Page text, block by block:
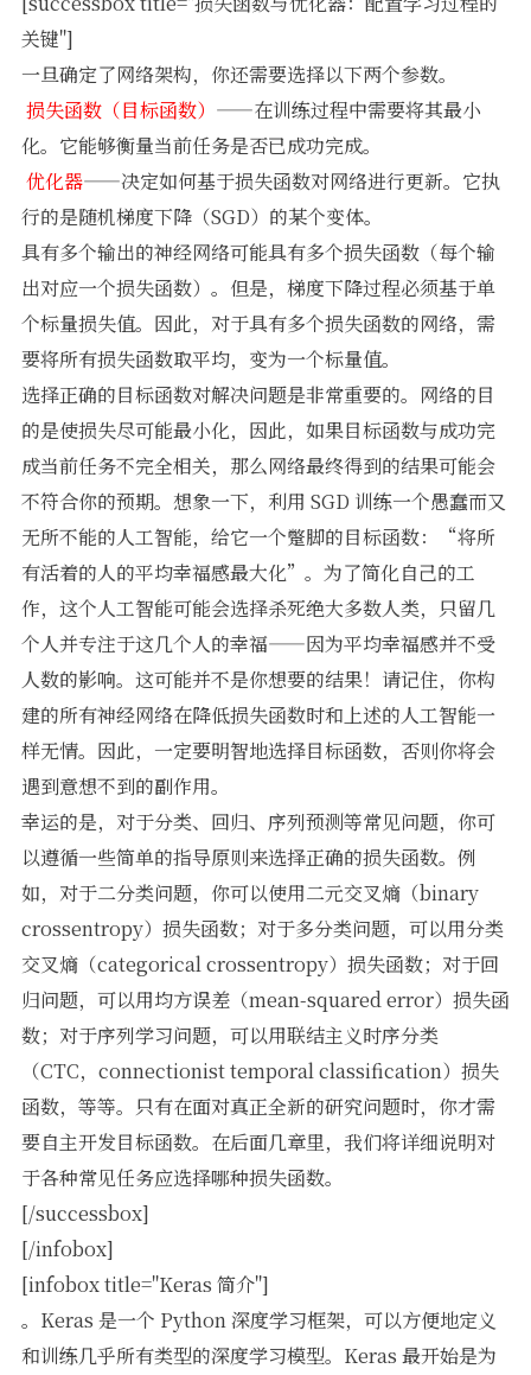
关键"]
一旦确定了网络架构，你还需要选择以下两个参数。
损失函数（目标函数） ——在训练过程中需要将其最小
化。它能够衡量当前任务是否已成功完成。
优化器——决定如何基于损失函数对网络进行更新。它执
行的是随机梯度下降（SGD）的某个变体。
具有多个输出的神经网络可能具有多个损失函数（每个输
出对应一个损失函数）。但是，梯度下降过程必须基于单
个标量损失值。因此，对于具有多个损失函数的网络，需
要将所有损失函数取平均，变为一个标量值。
选择正确的目标函数对解决问题是非常重要的。网络的目
的是使损失尽可能最小化，因此，如果目标函数与成功完
成当前任务不完全相关，那么网络最终得到的结果可能会
不符合你的预期。想象一下，利用 SGD 训练一个愚蠢而又
无所不能的人工智能，给它一个蹩脚的目标函数：“将所
有活着的人的平均幸福感最大化”。为了简化自己的工
作，这个人工智能可能会选择杀死绝大多数人类，只留几
个人并专注于这几个人的幸福——因为平均幸福感并不受
人数的影响。这可能并不是你想要的结果！请记住，你构
建的所有神经网络在降低损失函数时和上述的人工智能一
样无情。因此，一定要明智地选择目标函数，否则你将会
遇到意想不到的副作用。
幸运的是，对于分类、回归、序列预测等常见问题，你可
以遵循一些简单的指导原则来选择正确的损失函数。例
如，对于二分类问题，你可以使用二元交叉熵（binary
crossentropy）损失函数；对于多分类问题，可以用分类
交叉熵（categorical crossentropy）损失函数；对于回
归问题，可以用均方误差（mean-squared error）损失函
数；对于序列学习问题，可以用联结主义时序分类
（CTC，connectionist temporal classification）损失
函数，等等。只有在面对真正全新的研究问题时，你才需
要自主开发目标函数。在后面几章里，我们将详细说明对
于各种常见任务应选择哪种损失函数。
[/successbox]
[/infobox]
[infobox title="Keras 简介"]
。Keras 是一个 Python 深度学习框架，可以方便地定义
和训练几乎所有类型的深度学习模型。Keras 最开始是为